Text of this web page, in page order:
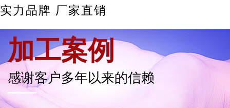
实力品牌 厂家直销
加工案例
感谢客户多年以来的信赖